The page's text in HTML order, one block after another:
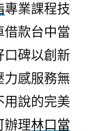
專業課程技
借款台中當
口碑以創新
力感服務無
用說的完美
辦理林口當